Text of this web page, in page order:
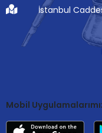
İstanbul
Mobil